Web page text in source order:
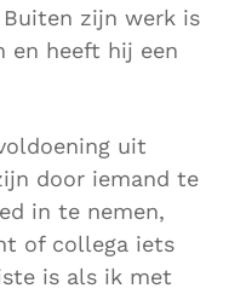
Buiten zijn werk is
en heeft hij een
uit
door iemand te
in te nemen,
of collega iets
is als ik met